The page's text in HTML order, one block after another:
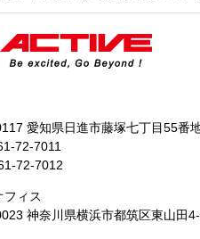
愛知県日進市藤塚七丁目55番
72-7011
72-7012
フィス
神奈川県横浜市都筑区東山田